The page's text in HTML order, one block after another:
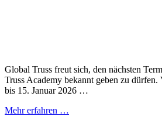
Global Truss freut sich, den nächsten
Truss Academy bekannt geben zu dürfen.
bis 15. Januar 2026 …
Mehr erfahren …